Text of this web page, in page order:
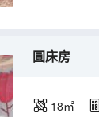
圓床房
18㎡